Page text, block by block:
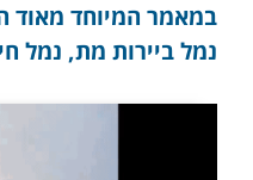
במאמר המיוחד מאוד
נמל ביירות מת, נמל